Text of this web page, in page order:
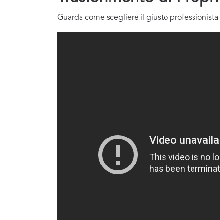
Guarda come scegliere il giusto professionista